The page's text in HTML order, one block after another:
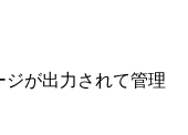
ジが出力されて管理